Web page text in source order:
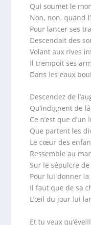
Qui soumet le
Non, non, quand
Pour lancer ses
Descendait des
Volant aux rives
Il trempoit ses
Dans les eaux
Descendez de
Qu’indignent de
Ce n’est que
Que partent les
Le cœur des
Ressemble au
Sur le sépulcre
Pour lui donner la
Il faut que de sa
L’œil du jour lui
Et tu veux